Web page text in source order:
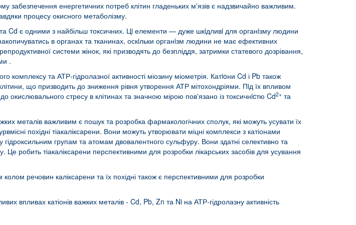
забезпечення енергетичних потреб клітин гладеньких м'язів є надзвичайно важливим.
процесу окисного метаболізму.
Cd є одними з найбільш токсичних. Цi елементи — дуже шкiдливi для органiзму людини
в органах та тканинах, оскiльки органiзм людини не має ефективних
системи жінок, які призводять до безпліддя, затримки статевого дозрівання,
.
комплексу та АТР-гідролазної активності міозину міометрія. Катioни Cd і Pb також
що призводить до зниження рівня утворення АТР мітохондріями. Пiд їх впливом
стресу в клітинах та значною мірою пов'язано із токсичнicтю Cd2+ та
металів важливим є пошук та розробка фармакологічних сполук, які можуть усувати їх
похідні тіакаліксарени. Вони можуть утворювати міцні комплекси з катіонами
групам та атомам двовалентного сульфуру. Вони здатні селективно та
Це робить тіакаліксарени перспективними для розробки лікарських засобів для усування
речовин каліксарени та їх похідні також є перспективними для розробки
впливах катіонів важких металів - Cd, Pb, Zn та Ni на АТР-гідролазну активність